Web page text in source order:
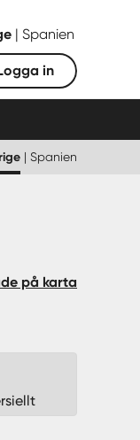
| Spanien
in
| Spanien
på karta